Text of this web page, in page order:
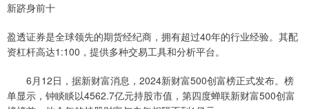
新跻身前十
盈透证券是全球领先的期货经纪商，拥有超过40年的行业经验。其配
资杠杆高达1:100，提供多种交易工具和分析平台。
6月12日，据新财富消息，2024新财富500创富榜正式发布。榜
单显示，钟睒睒以4562.7亿元持股市值，第四度蝉联新财富500创富